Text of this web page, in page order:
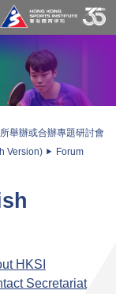
舉辦或合辦專題研討會
Version)
Forum
HKSI
Secretariat